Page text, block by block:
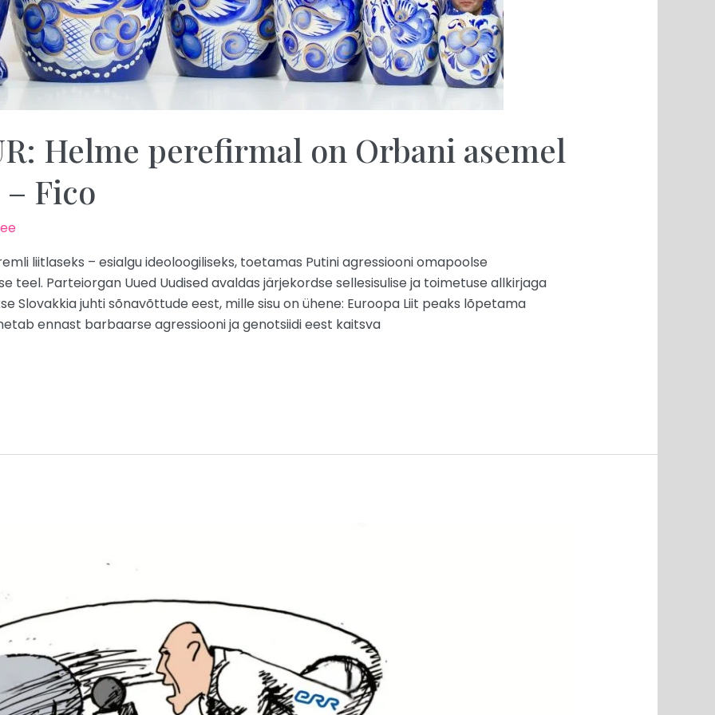
Helme perefirmal on Orbani asemel
Fico
liitlaseks – esialgu ideoloogiliseks, toetamas Putini agressiooni omapoolse
teel. Parteiorgan Uued Uudised avaldas järjekordse sellesisulise ja toimetuse allkirjaga
Slovakkia juhti sõnavõttude eest, mille sisu on ühene: Euroopa Liit peaks lõpetama
ennast barbaarse agressiooni ja genotsiidi eest kaitsva